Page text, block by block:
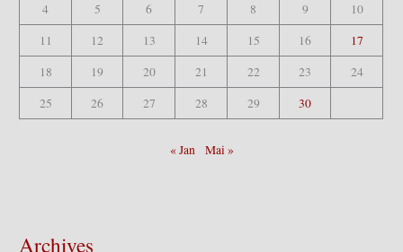
4
5 6 7 8 9
10
11
12 13 14 15 16
17
18
19 20 21 22 23
24
25
26 27 28 29 30
« Jan Mai »
Archives